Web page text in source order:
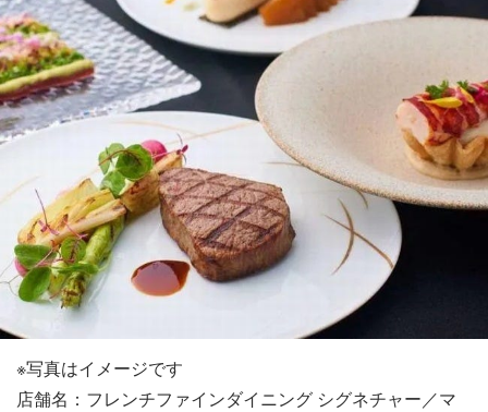
※写真はイメージです
店舗名：フレンチファインダイニング シグネチャー／マ